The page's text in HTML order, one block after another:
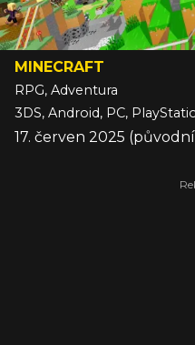
MINECRAFT
RPG, Adventura
17. červen 2025